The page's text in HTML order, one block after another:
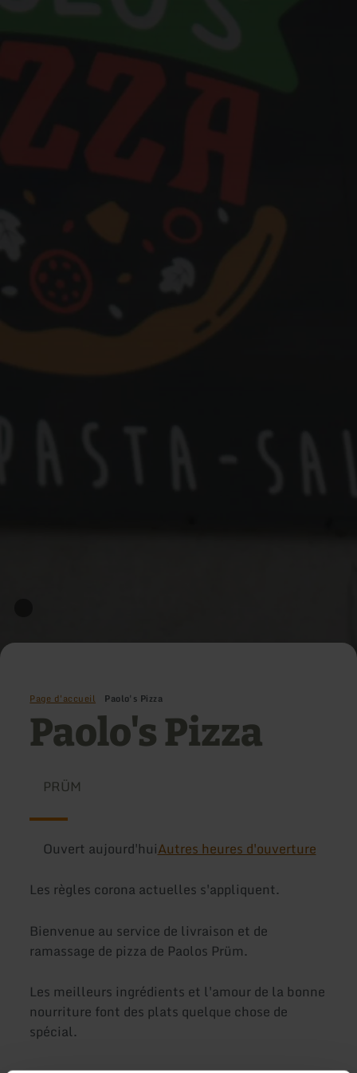
Page d'accueil Paolo's Pizza
Paolo's Pizza
PRÜM
Ouvert aujourd'huiAutres heures d'ouverture
Les règles corona actuelles s'appliquent.
Bienvenue au service de livraison et de
ramassage de pizza de Paolos Prüm.
Les meilleurs ingrédients et l'amour de la bonne
nourriture font des plats quelque chose de
spécial.